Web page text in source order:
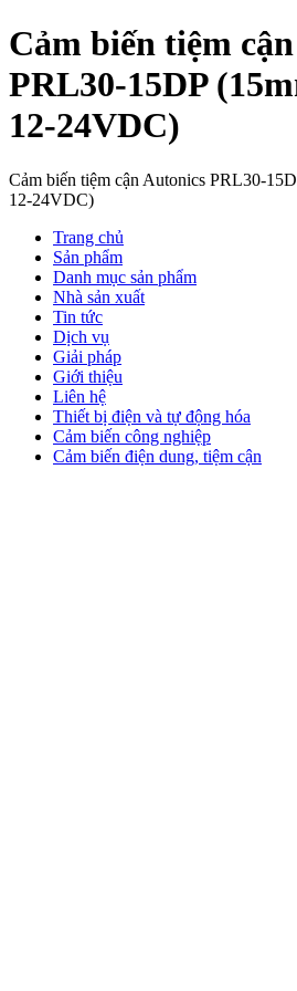
Cảm biến tiệm
PRL30-15DP
12-24VDC)
Cảm biến tiệm cận Autonics PRL30-
12-24VDC)
Trang chủ
Sản phẩm
Danh mục sản phẩm
Nhà sản xuất
Tin tức
Dịch vụ
Giải pháp
Giới thiệu
Liên hệ
Thiết bị điện và tự động hóa
Cảm biến công nghiệp
Cảm biến điện dung, tiệm cận